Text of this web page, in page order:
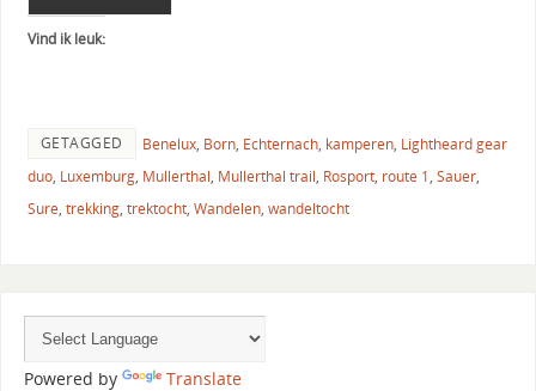
Vind ik leuk:
GETAGGED Benelux, Born, Echternach, kamperen, Lightheard gear
duo, Luxemburg, Mullerthal, Mullerthal trail, Rosport, route 1, Sauer,
Sure, trekking, trektocht, Wandelen, wandeltocht
Powered by Translate